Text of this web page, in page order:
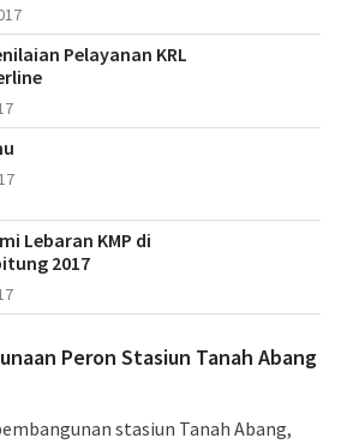
Pelayanan KRL
Lebaran KMP di
2017
Peron Stasiun Tanah Abang
stasiun Tanah Abang,